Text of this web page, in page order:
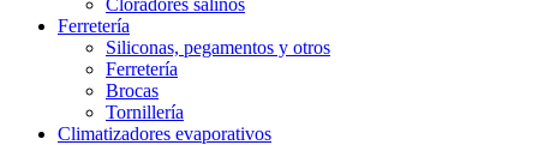
Ferretería
Siliconas, pegamentos y otros
Ferretería
Brocas
Tornillería
Climatizadores evaporativos